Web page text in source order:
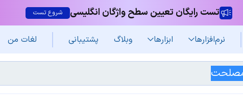
تست رایگان تعیین سطح واژگان انگلیسی شروع تست
نرم‌افزار‌ها ابزارها وبلاگ پشتیبانی لغات من